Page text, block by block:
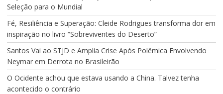
Seleção para o Mundial
Fé, Resiliência e Superação: Cleide Rodrigues transforma dor em
inspiração no livro “Sobreviventes do Deserto”
Santos Vai ao STJD e Amplia Crise Após Polêmica Envolvendo
Neymar em Derrota no Brasileirão
O Ocidente achou que estava usando a China. Talvez tenha
acontecido o contrário